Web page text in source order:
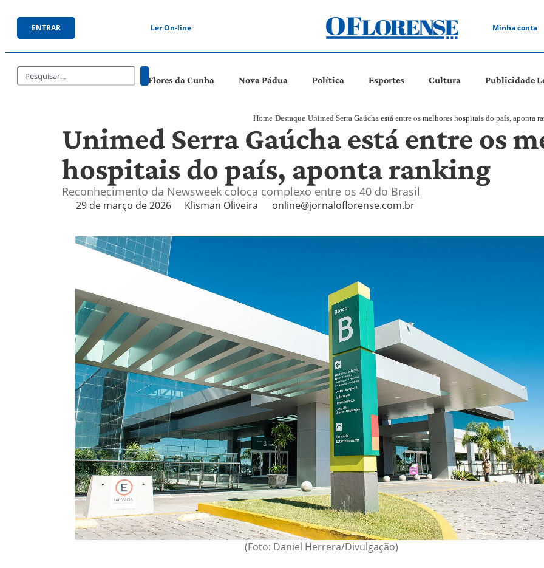
ENTRAR Ler On-line Minha conta
Flores da Cunha Nova Pádua Política Esportes Cultura Publicidade
Home Destaque Unimed Serra Gaúcha está entre os melhores hospitais do país, aponta
Unimed Serra Gaúcha está entre os
hospitais do país, aponta ranking
Reconhecimento da Newsweek coloca complexo entre os 40 do Brasil
29 de março de 2026 Klisman Oliveira online@jornaloflorense.com.br
(Foto: Daniel Herrera/Divulgação)